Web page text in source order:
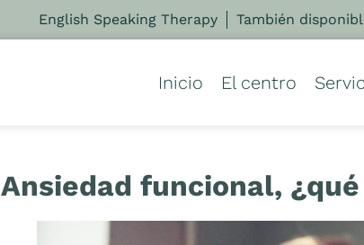
English Speaking Therapy También
Inicio El centro
Ansiedad funcional, ¿qué